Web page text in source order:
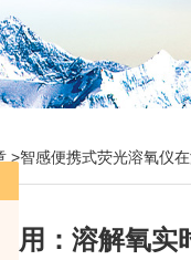
>智感便携式荧光溶氧仪在淡
用：溶解氧实